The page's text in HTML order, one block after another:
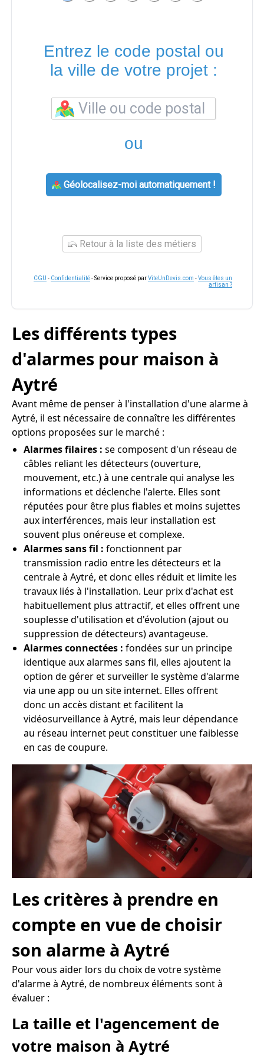
Entrez le code postal ou
la ville de votre projet :
ou
Géolocalisez-moi automatiquement !
Retour à la liste des métiers
CGU - Confidentialité- Service proposé parViteUnDevis.com -Vous êtes un
artisan ?
Les différents types
d'alarmes pour maison à
Aytré
Avant même de penser à l'installation d'une alarme à
Aytré, il est nécessaire de connaître les différentes
options proposées sur le marché :
Alarmes filaires : se composent d'un réseau de
câbles reliant les détecteurs (ouverture,
mouvement, etc.) à une centrale qui analyse les
informations et déclenche l'alerte. Elles sont
réputées pour être plus fiables et moins sujettes
aux interférences, mais leur installation est
souvent plus onéreuse et complexe.
Alarmes sans fil : fonctionnent par
transmission radio entre les détecteurs et la
centrale à Aytré, et donc elles réduit et limite les
travaux liés à l'installation. Leur prix d'achat est
habituellement plus attractif, et elles offrent une
souplesse d'utilisation et d'évolution (ajout ou
suppression de détecteurs) avantageuse.
Alarmes connectées : fondées sur un principe
identique aux alarmes sans fil, elles ajoutent la
option de gérer et surveiller le système d'alarme
via une app ou un site internet. Elles offrent
donc un accès distant et facilitent la
vidéosurveillance à Aytré, mais leur dépendance
au réseau internet peut constituer une faiblesse
en cas de coupure.
Les critères à prendre en
compte en vue de choisir
son alarme à Aytré
Pour vous aider lors du choix de votre système
d'alarme à Aytré, de nombreux éléments sont à
évaluer :
La taille et l'agencement de
votre maison à Aytré